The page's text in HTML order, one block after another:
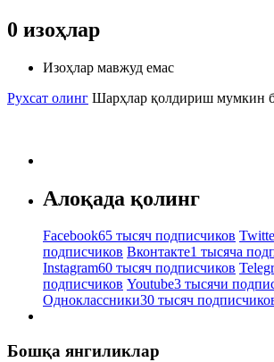
0 изоҳлар
Изоҳлар мавжуд емас
Рухсат олинг Шарҳлар қолдириш мумкин
Алоқада қолинг
Facebook65 тысяч подписчиков
подписчиков Вконтакте1 тысяча
Instagram60 тысяч подписчиков
подписчиков Youtube3 тысячи
Одноклассники30 тысяч
Бошқа янгиликлар